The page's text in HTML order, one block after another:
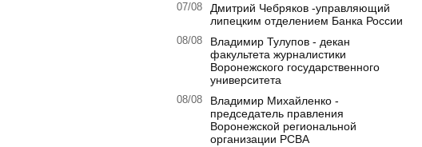
07/08
Дмитрий Чебряков -управляющий
липецким отделением Банка России
08/08
Владимир Тулупов - декан
факультета журналистики
Воронежского государственного
университета
08/08
Владимир Михайленко -
председатель правления
Воронежской региональной
организации РСВА